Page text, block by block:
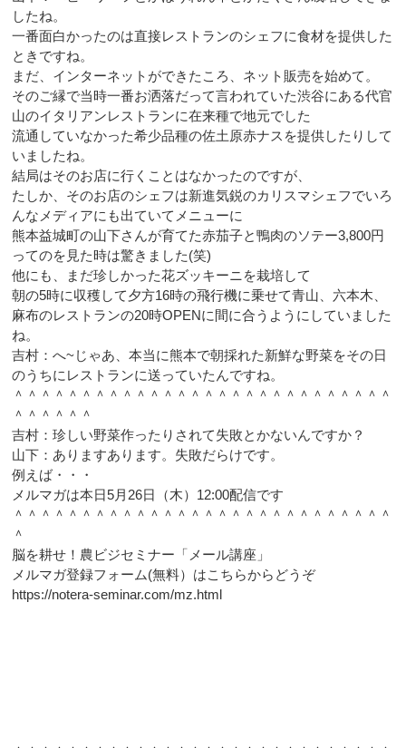
したね。
一番面白かったのは直接レストランのシェフに食材を提供した
ときですね。
まだ、インターネットができたころ、ネット販売を始めて。
そのご縁で当時一番お洒落だって言われていた渋谷にある代官
山のイタリアンレストランに在来種で地元でした
流通していなかった希少品種の佐土原赤ナスを提供したりして
いましたね。
結局はそのお店に行くことはなかったのですが、
たしか、そのお店のシェフは新進気鋭のカリスマシェフでいろ
んなメディアにも出ていてメニューに
熊本益城町の山下さんが育てた赤茄子と鴨肉のソテー3,800円
ってのを見た時は驚きました(笑)
他にも、まだ珍しかった花ズッキーニを栽培して
朝の5時に収穫して夕方16時の飛行機に乗せて青山、六本木、
麻布のレストランの20時OPENに間に合うようにしていました
ね。
吉村：へ~じゃあ、本当に熊本で朝採れた新鮮な野菜をその日
のうちにレストランに送っていたんですね。
＾＾＾＾＾＾＾＾＾＾＾＾＾＾＾＾＾＾＾＾＾＾＾＾＾＾＾＾
＾＾＾＾＾＾
吉村：珍しい野菜作ったりされて失敗とかないんですか？
山下：ありますあります。失敗だらけです。
例えば・・・
メルマガは本日5月26日（木）12:00配信です
＾＾＾＾＾＾＾＾＾＾＾＾＾＾＾＾＾＾＾＾＾＾＾＾＾＾＾＾
＾
脳を耕せ！農ビジセミナー「メール講座」
メルマガ登録フォーム(無料）はこちらからどうぞ
https://notera-seminar.com/mz.html